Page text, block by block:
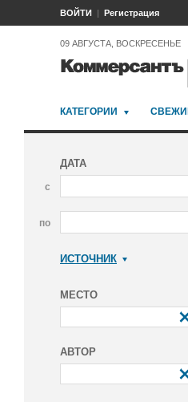
ВОЙТИ Регистрация
09 АВГУСТА, ВОСКРЕСЕНЬЕ
КАТЕГОРИИ
ДАТА
с
по
ИСТОЧНИК
МЕСТО
АВТОР